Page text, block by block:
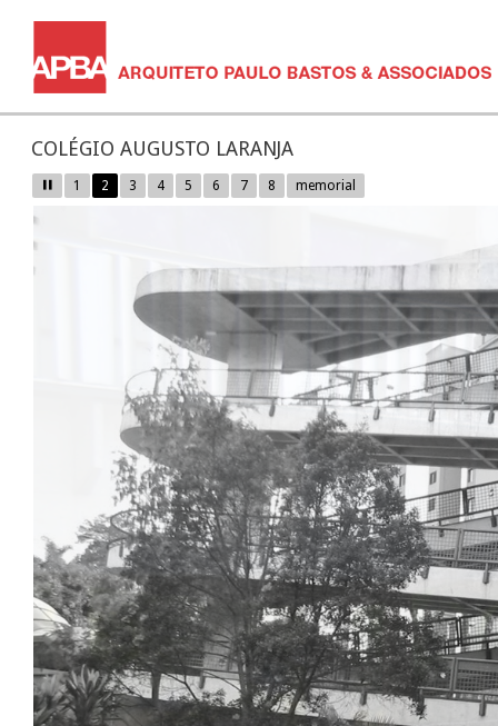
COLÉGIO AUGUSTO LARANJA
1 2 3 4 5 6 7 8 memorial